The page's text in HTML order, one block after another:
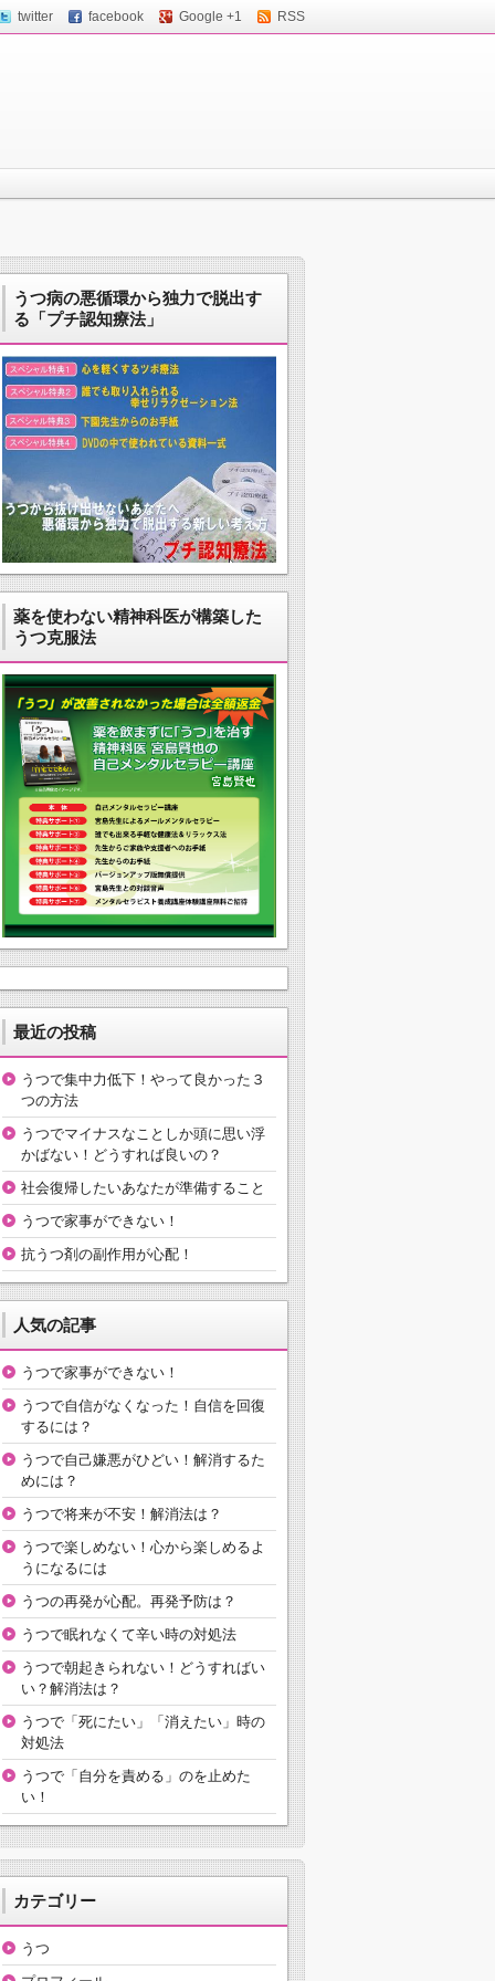
twitter facebook Google +1 RSS
うつ病の悪循環から独力で脱出す
る「プチ認知療法」
薬を使わない精神科医が構築した
うつ克服法
最近の投稿
うつで集中力低下！やって良かった３
つの方法
うつでマイナスなことしか頭に思い浮
かばない！どうすれば良いの？
社会復帰したいあなたが準備すること
うつで家事ができない！
抗うつ剤の副作用が心配！
人気の記事
うつで家事ができない！
うつで自信がなくなった！自信を回復
するには？
うつで自己嫌悪がひどい！解消するた
めには？
うつで将来が不安！解消法は？
うつで楽しめない！心から楽しめるよ
うになるには
うつの再発が心配。再発予防は？
うつで眠れなくて辛い時の対処法
うつで朝起きられない！どうすればい
い？解消法は？
うつで「死にたい」「消えたい」時の
対処法
うつで「自分を責める」のを止めた
い！
カテゴリー
うつ